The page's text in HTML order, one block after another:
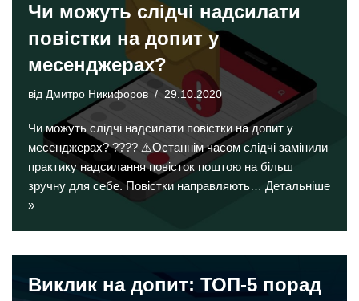
Чи можуть слідчі надсилати
повістки на допит у
месенджерах?
від Дмитро Никифоров 29.10.2020
Чи можуть слідчі надсилати повістки на допит у
месенджерах? ???? ⚠️Останнім часом слідчі замінили
практику надсилання повісток поштою на більш
зручну для себе. Повістки направляють… Детальніше
»
Виклик на допит: ТОП-5 порад